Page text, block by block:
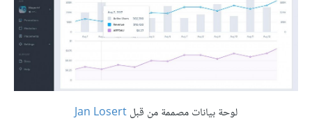
لوحة بيانات مصممة من قبلJan Losert